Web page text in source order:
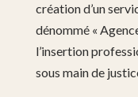
création d’un
dénommé «
l’insertion
sous main de